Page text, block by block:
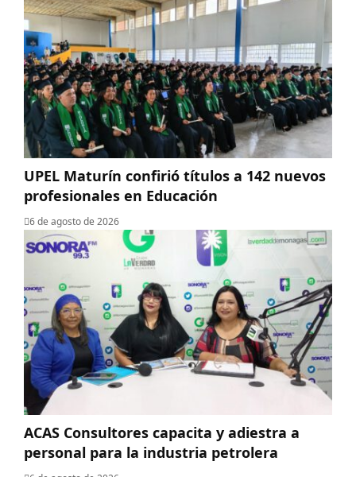
UPEL Maturín confirió títulos a 142 nuevos
profesionales en Educación
6 de agosto de 2026
ACAS Consultores capacita y adiestra a
personal para la industria petrolera